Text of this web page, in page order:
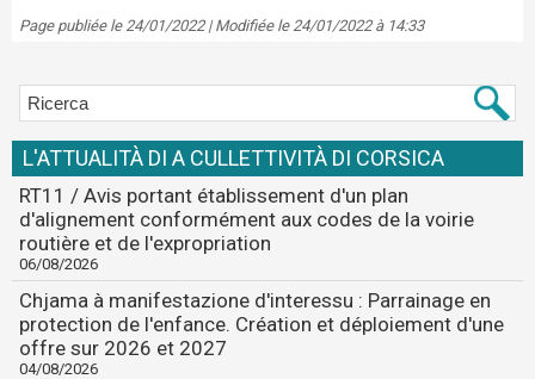
Page publiée le 24/01/2022 | Modifiée le 24/01/2022 à 14:33
L'ATTUALITÀ DI A CULLETTIVITÀ DI CORSICA
RT11 / Avis portant établissement d'un plan
d'alignement conformément aux codes de la voirie
routière et de l'expropriation
06/08/2026
Chjama à manifestazione d'interessu : Parrainage en
protection de l'enfance. Création et déploiement d'une
offre sur 2026 et 2027
04/08/2026